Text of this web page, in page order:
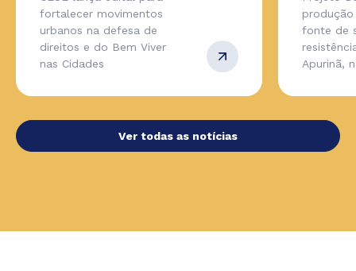
fortalecer movimentos
urbanos na defesa de
direitos e do Bem Viver
nas Cidades
fonte de
Apurinã,
Ver todas as notícias